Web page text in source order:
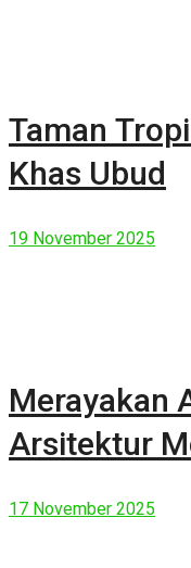
Taman
Khas Ubud
19 November 2025
Merayakan
Arsitektur
17 November 2025